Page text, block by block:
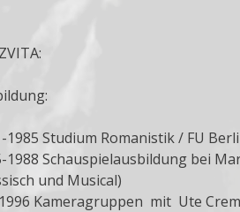
1985 Studium Romanistik / FU
1988 Schauspielausbildung bei
und Musical)
Kameragruppen mit Ute